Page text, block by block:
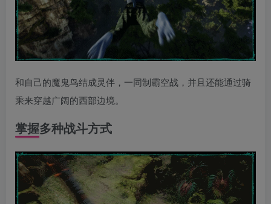
和自己的魔鬼鸟结成灵伴，一同制霸空战，并且还能通过骑
乘来穿越广阔的西部边境。
掌握多种战斗方式